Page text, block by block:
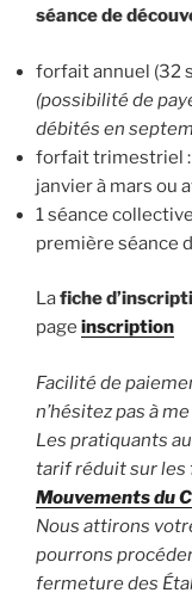
séance de
forfait annuel (32
(possibilité de
débités en
forfait trimestriel :
janvier à mars ou
1 séance
première séance
Lafiche
page inscription
Facilité de
n’hésitez pas à
Les pratiquants
tarif réduit sur les
Mouvements du
Nous attirons
pourrons
fermeture des